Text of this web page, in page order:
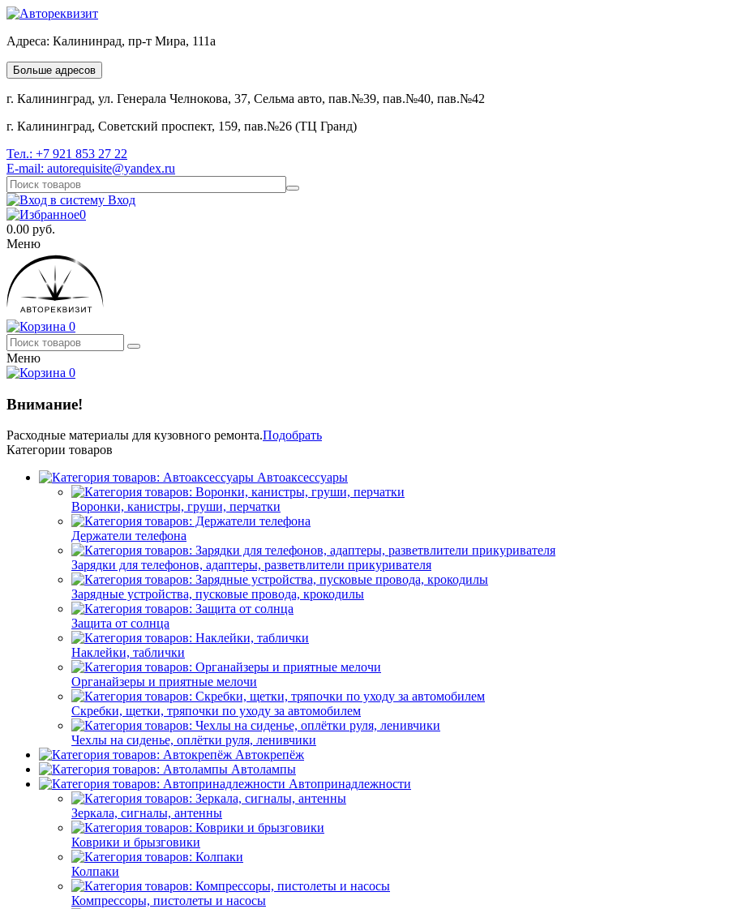
Адреса: Калининрад, пр-т Мира, 111а
Больше адресов
г. Калининград, ул. Генерала Челнокова, 37, Сельма авто, пав.№39, пав.№40, пав.№42
г. Калининград, Советский проспект, 159, пав.№26 (ТЦ Гранд)
Тел.: +7 921 853 27 22
E-mail: autorequisite@yandex.ru
Вход
0
0.00 руб.
Меню
0
Меню
0
Внимание!
Расходные материалы для кузовного ремонта.Подобрать
Категории товаров
Автоаксессуары
Воронки, канистры, груши, перчатки
Держатели телефона
Зарядки для телефонов, адаптеры, разветвлители прикуривателя
Зарядные устройства, пусковые провода, крокодилы
Защита от солнца
Наклейки, таблички
Органайзеры и приятные мелочи
Скребки, щетки, тряпочки по уходу за автомобилем
Чехлы на сиденье, оплётки руля, ленивчики
Автокрепёж
Автолампы
Автопринадлежности
Зеркала, сигналы, антенны
Коврики и брызговики
Колпаки
Компрессоры, пистолеты и насосы